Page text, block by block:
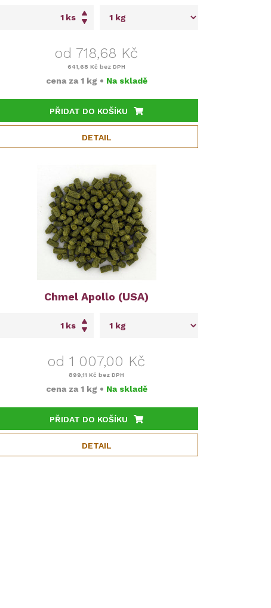
ks
od 718,68 Kč
641,68 Kč bez DPH
cena za 1 kg • Na skladě
PŘIDAT DO KOŠÍKU
DETAIL
Chmel Apollo (USA)
ks
od 1 007,00 Kč
899,11 Kč bez DPH
cena za 1 kg • Na skladě
PŘIDAT DO KOŠÍKU
DETAIL